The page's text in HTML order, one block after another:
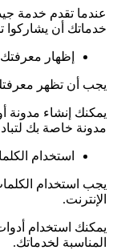
عندما تقدم خدمة
خدماتك أن يشاركوا
إظهار
يجب أن تظهر
يمكنك إنشاء مدونة
مدونة خاصة بك
استخدام
يجب استخدام
الإنترنت.
يمكنك استخدام
المناسبة لخدماتك.